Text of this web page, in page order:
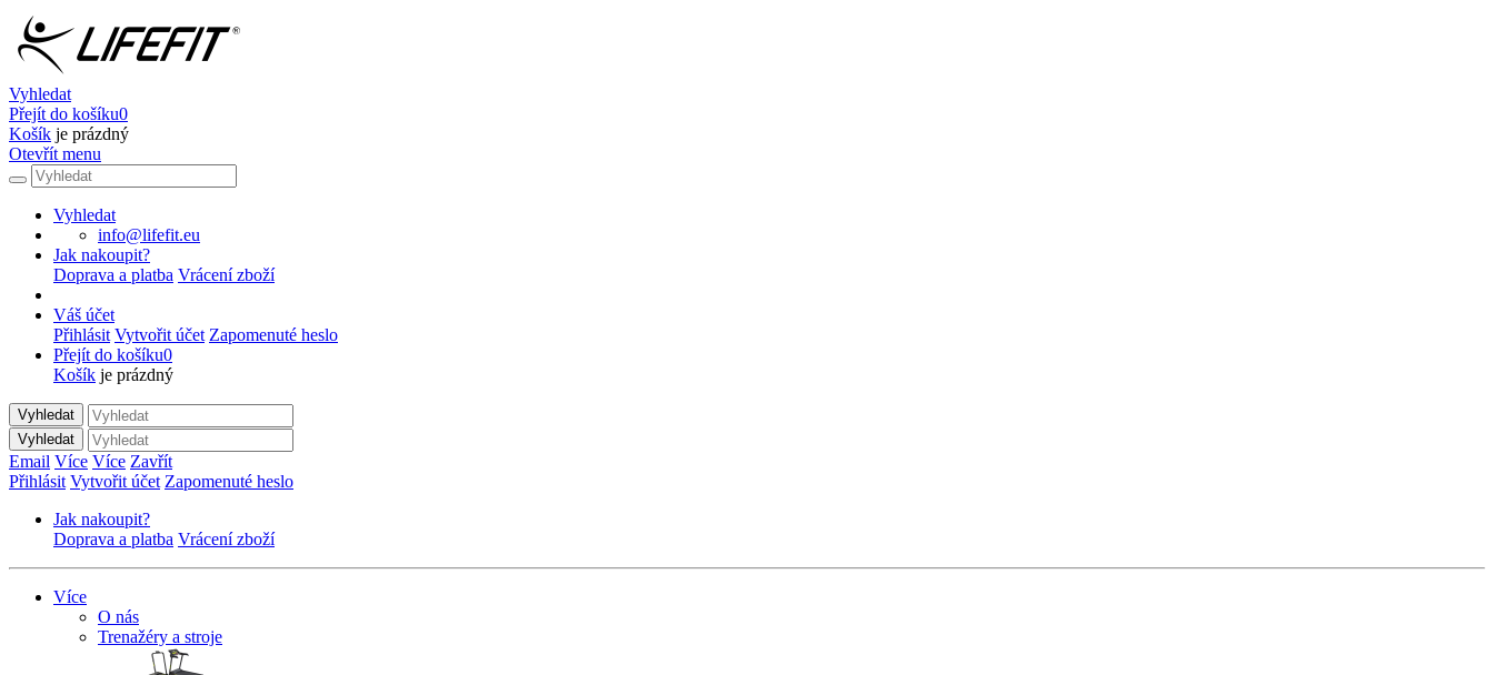
Vyhledat
Přejít do košíku0
Košík je prázdný
Otevřít menu
Vyhledat
info@lifefit.eu
Jak nakoupit?
Doprava a platba Vrácení zboží
Váš účet
Přihlásit Vytvořit účet Zapomenuté heslo
Přejít do košíku0
Košík je prázdný
Vyhledat
Vyhledat
Email Více Více Zavřít
Přihlásit Vytvořit účet Zapomenuté heslo
Jak nakoupit?
Doprava a platba Vrácení zboží
Více
O nás
Trenažéry a stroje